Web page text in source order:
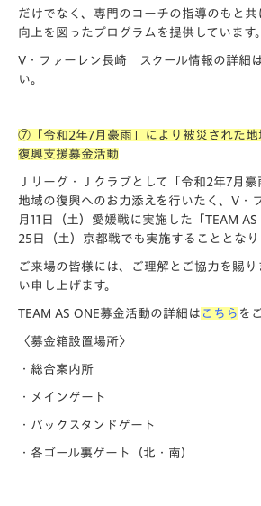
だけでなく、専門のコーチの指導のもと
向上を図ったプログラムを提供しています。
V・ファーレン長崎 スクール情報の詳細
い。
⑦「令和2年7月豪雨」により被災された地
復興支援募金活動
Ｊリーグ・Ｊクラブとして「令和2年7月
地域の復興へのお力添えを行いたく、V・
月11日（土）愛媛戦に実施した「TEAM
25日（土）京都戦でも実施することとなり
ご来場の皆様には、ご理解とご協力を賜り
い申し上げます。
TEAM AS ONE募金活動の詳細は こちら を
〈募金箱設置場所〉
・総合案内所
・メインゲート
・バックスタンドゲート
・各ゴール裏ゲート（北・南）